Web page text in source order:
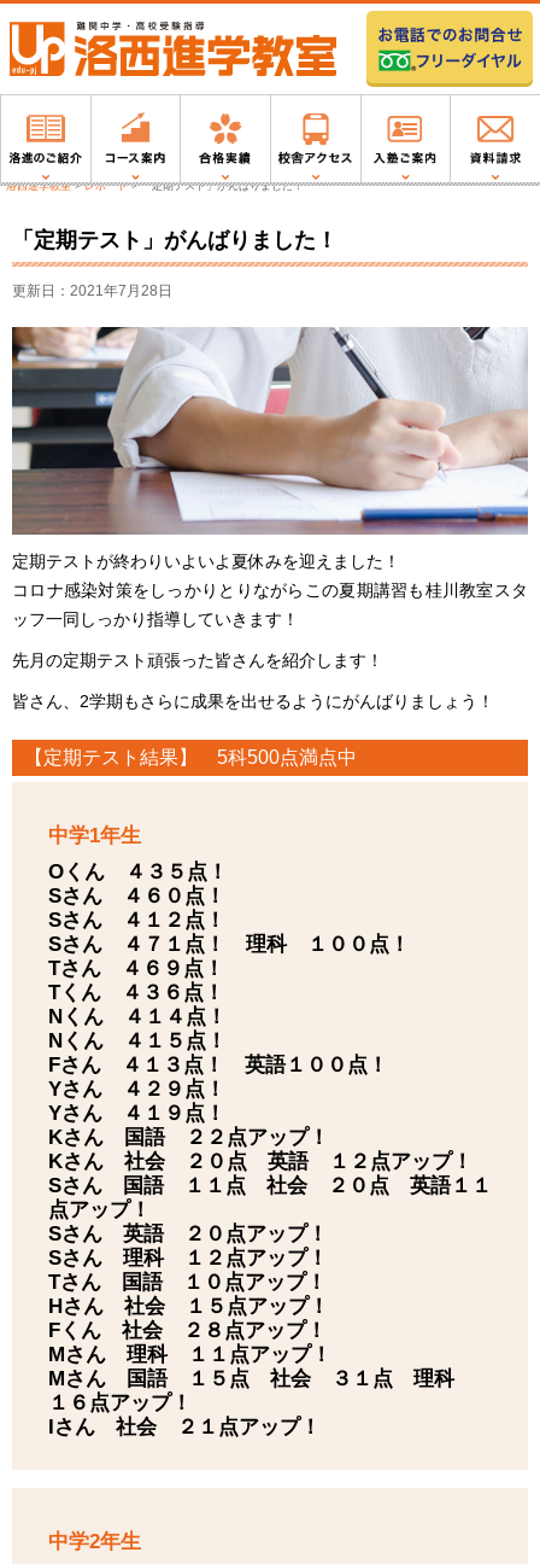
洛西進学教室>レポート>「定期テスト」がんばりました！
「定期テスト」がんばりました！
更新日：2021年7月28日
定期テストが終わりいよいよ夏休みを迎えました！
コロナ感染対策をしっかりとりながらこの夏期講習も桂川教室スタ
ッフ一同しっかり指導していきます！
先月の定期テスト頑張った皆さんを紹介します！
皆さん、2学期もさらに成果を出せるようにがんばりましょう！
【定期テスト結果】 5科500点満点中
中学1年生
Oくん ４３５点！
Sさん ４６０点！
Sさん ４１２点！
Sさん ４７１点！ 理科 １００点！
Tさん ４６９点！
Tくん ４３６点！
Nくん ４１４点！
Nくん ４１５点！
Fさん ４１３点！ 英語１００点！
Yさん ４２９点！
Yさん ４１９点！
Kさん 国語 ２２点アップ！
Kさん 社会 ２０点 英語 １２点アップ！
Sさん 国語 １１点 社会 ２０点 英語１１
点アップ！
Sさん 英語 ２０点アップ！
Sさん 理科 １２点アップ！
Tさん 国語 １０点アップ！
Hさん 社会 １５点アップ！
Fくん 社会 ２８点アップ！
Mさん 理科 １１点アップ！
Mさん 国語 １５点 社会 ３１点 理科
１６点アップ！
Iさん 社会 ２１点アップ！
中学2年生